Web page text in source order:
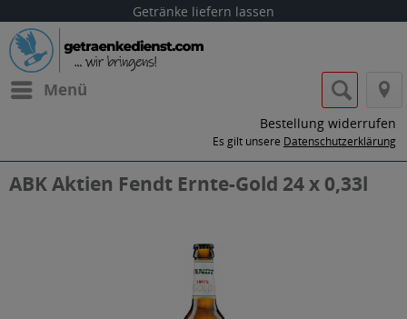
Getränke liefern lassen
Menü
Bestellung widerrufen
Es gilt unsere Datenschutzerklärung
ABK Aktien Fendt Ernte-Gold 24 x 0,33l